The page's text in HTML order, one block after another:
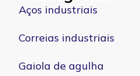
Aços industriais
Correias industriais
Gaiola de agulha